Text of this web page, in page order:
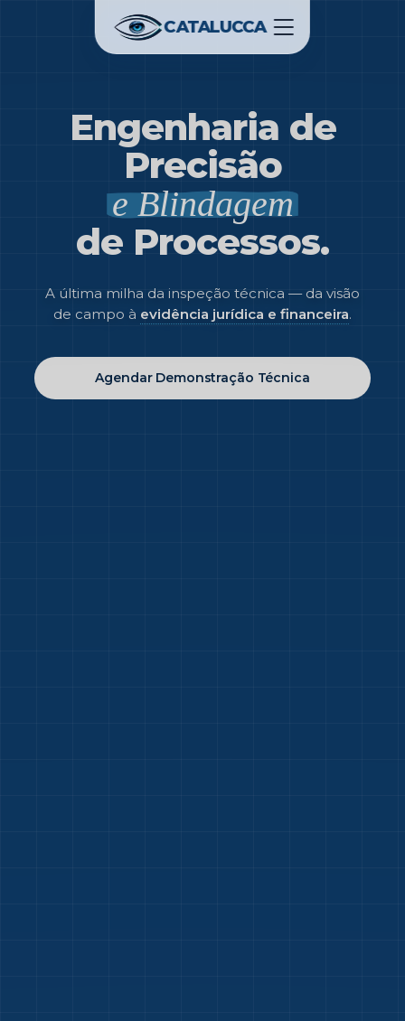
CATALUCCA
Engenharia de
Precisão
e Blindagem
de Processos.
A última milha da inspeção técnica — da visão
de campo à evidência jurídica e financeira.
Agendar Demonstração Técnica